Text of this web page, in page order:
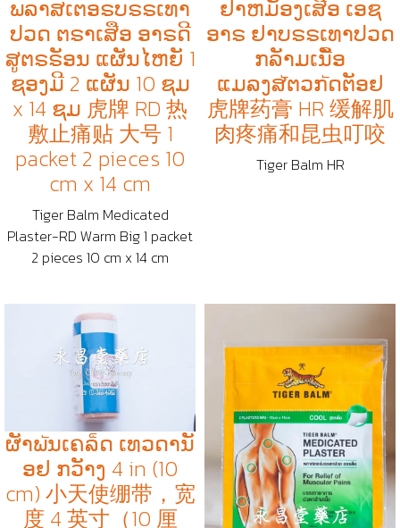
ພລາສເຕອຣບຣຣເທາ
ປວດ ຕຣາເສືອ ອາຣດີ
ສູຕຣຣັອນ ແຜັນໄຫຍັ 1
ຊອງມີ 2 ແຜັນ 10 ຊມ
x 14 ຊມ 虎牌 RD 热
敷止痛贴 大号 1
packet 2 pieces 10
cm x 14 cm
Tiger Balm Medicated
Plaster-RD Warm Big 1 packet
2 pieces 10 cm x 14 cm
ຢາຫມັອງເສືອ ເອຊ
ອາຣ ຢາບຣຣເທາປວດ
ກລັາມເນືັອ
ແມລງສัຕວກัດຕັອຢ
虎牌药膏 HR 缓解肌
肉疼痛和昆虫叮咬
Tiger Balm HR
ຜັາພัນເຄລ็ດ ເທວດານັ
ອຢ ກວັາງ 4 in (10
cm) 小天使绷带，宽
度 4 英寸（10 厘